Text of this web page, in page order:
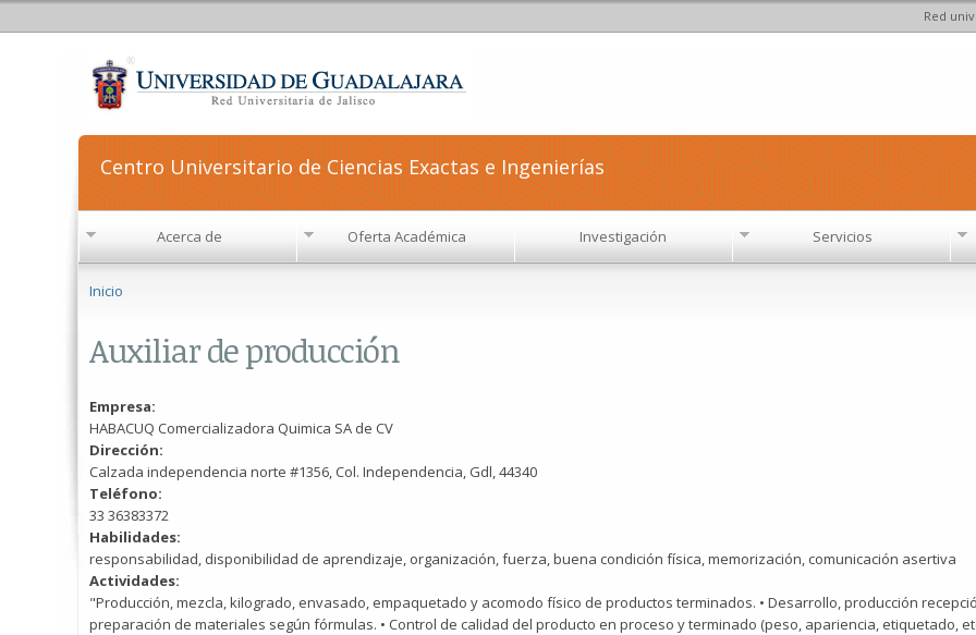
Red
Centro Universitario de Ciencias Exactas e Ingenierías
Acerca de Oferta Académica Investigación Servicios
Inicio
Auxiliar de producción
Empresa:
HABACUQ Comercializadora Quimica SA de CV
Dirección:
Calzada independencia norte #1356, Col. Independencia, Gdl, 44340
Teléfono:
33 36383372
Habilidades:
responsabilidad, disponibilidad de aprendizaje, organización, fuerza, buena condición física, memorización, comunicación asertiva
Actividades:
"Producción, mezcla, kilogrado, envasado, empaquetado y acomodo físico de productos terminados. • Desarrollo, producción
preparación de materiales según fórmulas. • Control de calidad del producto en proceso y terminado (peso, apariencia, etiquetado,